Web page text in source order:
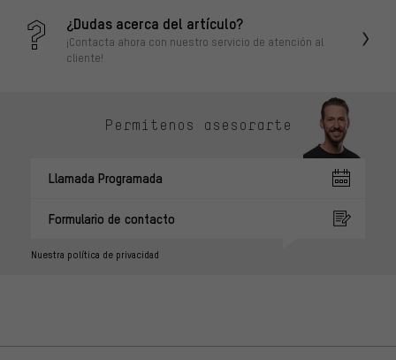
¿Dudas acerca del artículo?
¡Contacta ahora con nuestro servicio de atención al
cliente!
Permítenos asesorarte
Llamada Programada
Formulario de contacto
Nuestra política de privacidad